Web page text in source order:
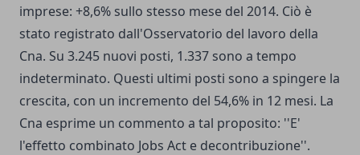
imprese: +8,6% sullo stesso mese del 2014. Ciò è
stato registrato dall'Osservatorio del lavoro della
Cna. Su 3.245 nuovi posti, 1.337 sono a tempo
indeterminato. Questi ultimi posti sono a spingere la
crescita, con un incremento del 54,6% in 12 mesi. La
Cna esprime un commento a tal proposito: ''E'
l'effetto combinato Jobs Act e decontribuzione''.